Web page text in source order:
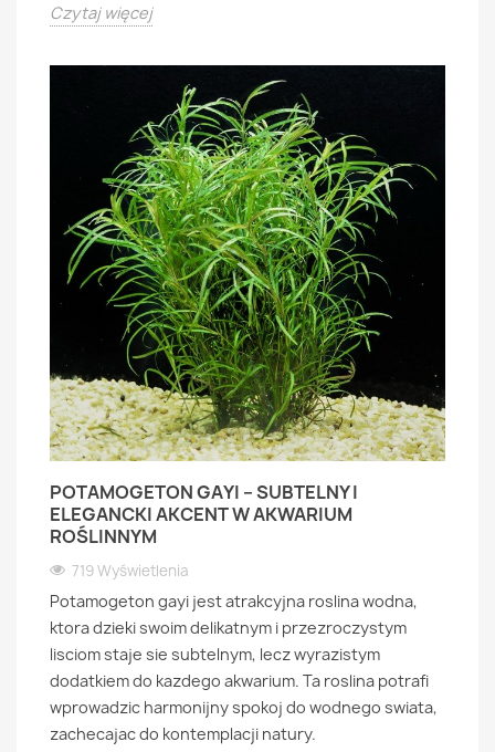
Czytaj więcej
POTAMOGETON GAYI – SUBTELNY I
ELEGANCKI AKCENT W AKWARIUM
ROŚLINNYM
719 Wyświetlenia
Potamogeton gayi jest atrakcyjna roslina wodna,
ktora dzieki swoim delikatnym i przezroczystym
lisciom staje sie subtelnym, lecz wyrazistym
dodatkiem do kazdego akwarium. Ta roslina potrafi
wprowadzic harmonijny spokoj do wodnego swiata,
zachecajac do kontemplacji natury.